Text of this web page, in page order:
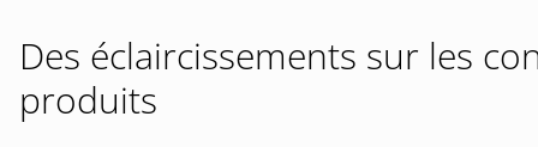
Des éclaircissements sur les
produits